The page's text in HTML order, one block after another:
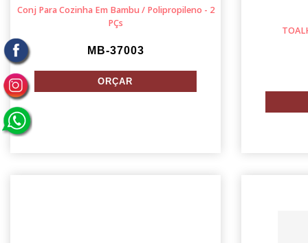
Conj Para Cozinha Em Bambu / Polipropileno - 2
PÇs
MB-37003